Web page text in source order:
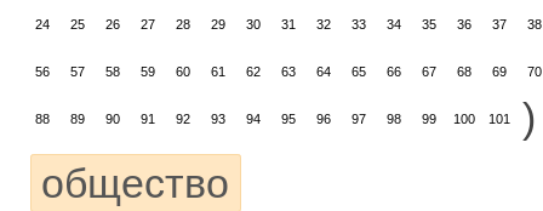
24 25 26 27 28 29 30 31 32 33 34 35 36 37 38
56 57 58 59 60 61 62 63 64 65 66 67 68 69 70
88 89 90 91 92 93 94 95 96 97 98 99 100 101
)
общество